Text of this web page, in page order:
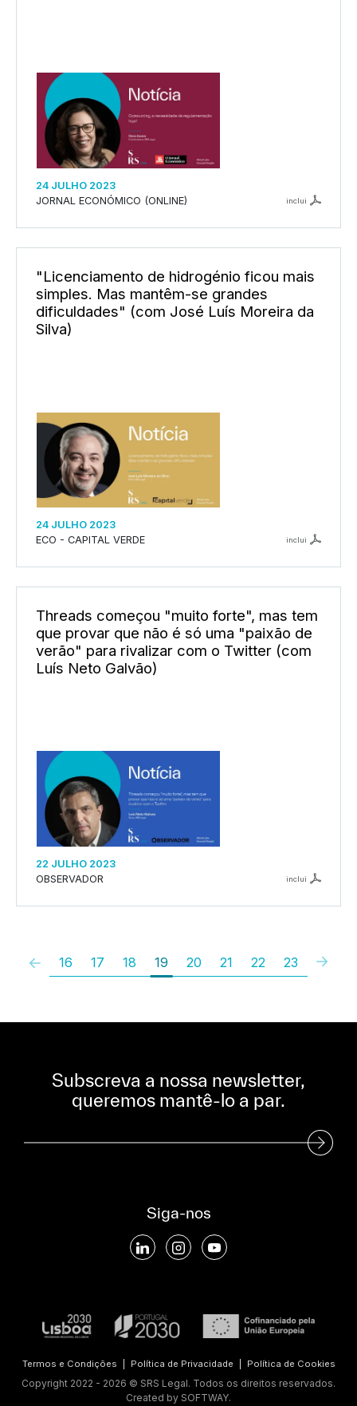
24 JULHO 2023
JORNAL ECONÓMICO (ONLINE)
inclui
"Licenciamento de hidrogénio ficou mais
simples. Mas mantêm-se grandes
dificuldades" (com José Luís Moreira da
Silva)
24 JULHO 2023
ECO - CAPITAL VERDE
inclui
Threads começou "muito forte", mas tem
que provar que não é só uma "paixão de
verão" para rivalizar com o Twitter (com
Luís Neto Galvão)
22 JULHO 2023
OBSERVADOR
inclui
16 17 18 19 20 21 22 23
Subscreva a nossa newsletter,
queremos mantê-lo a par.
Subscreva a nossa Newsletter
Siga-nos
Termos e Condições Política de Privacidade Política de Cookies
Copyright 2022 - 2026 © SRS Legal. Todos os direitos reservados.
Created by SOFTWAY.